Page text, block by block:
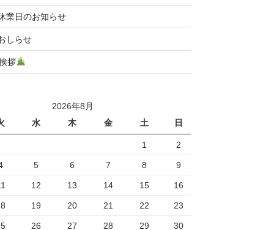
業日のお知らせ
しらせ
拶
2026年8月
水 木 金 土 日
1 2
5 6 7 8 9
12 13 14 15 16
19 20 21 22 23
26 27 28 29 30